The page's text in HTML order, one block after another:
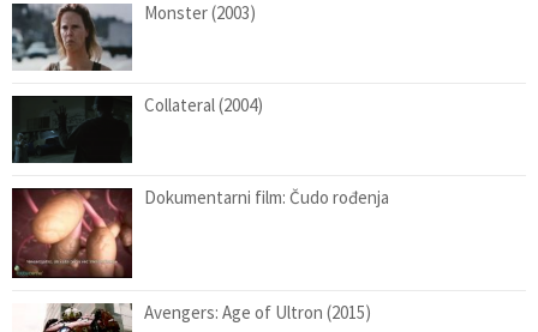
Monster (2003)
Collateral (2004)
Dokumentarni film: Čudo rođenja
Avengers: Age of Ultron (2015)